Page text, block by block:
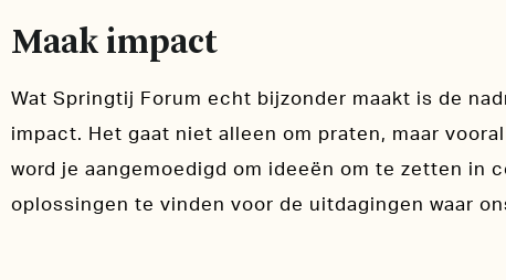
Maak impact
Wat Springtij Forum echt bijzonder maakt is de
impact. Het gaat niet alleen om praten, maar
word je aangemoedigd om ideeën om te zetten in
oplossingen te vinden voor de uitdagingen waar